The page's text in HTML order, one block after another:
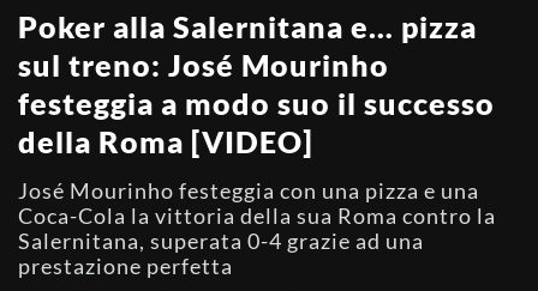
Poker alla Salernitana e… pizza
sul treno: José Mourinho
festeggia a modo suo il successo
della Roma [VIDEO]
José Mourinho festeggia con una pizza e una
Coca-Cola la vittoria della sua Roma contro la
Salernitana, superata 0-4 grazie ad una
prestazione perfetta